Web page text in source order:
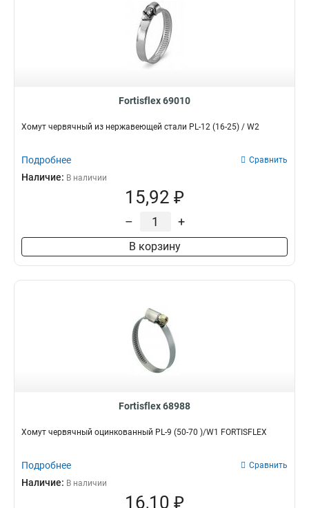
Fortisflex 69010
Хомут червячный из нержавеющей стали PL-12 (16-25) / W2
Подробнее Сравнить
Наличие: В наличии
15,92 ₽
– +
В корзину
Fortisflex 68988
Хомут червячный оцинкованный PL-9 (50-70 )/W1 FORTISFLEX
Подробнее Сравнить
Наличие: В наличии
16,10 ₽